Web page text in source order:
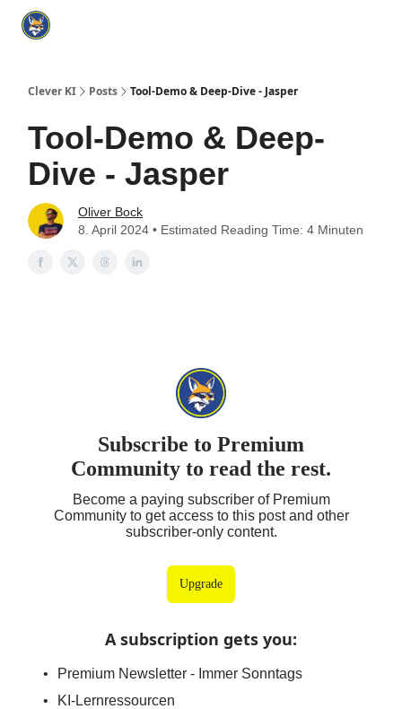
Clever KI Posts Tool-Demo & Deep-Dive - Jasper
Tool-Demo & Deep-
Dive - Jasper
Oliver Bock
8. April 2024 • Estimated Reading Time: 4 Minuten
Subscribe to Premium
Community to read the rest.
Become a paying subscriber of Premium
Community to get access to this post and other
subscriber-only content.
Upgrade
A subscription gets you:
Premium Newsletter - Immer Sonntags
KI-Lernressourcen